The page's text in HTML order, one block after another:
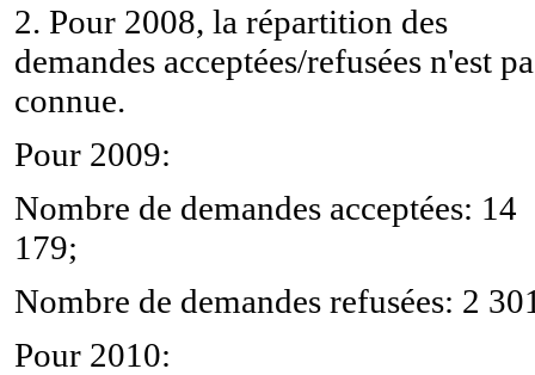
2. Pour 2008, la répartition des
demandes acceptées/refusées n'est
connue.
Pour 2009:
Nombre de demandes acceptées: 14
179;
Nombre de demandes refusées: 2
Pour 2010: